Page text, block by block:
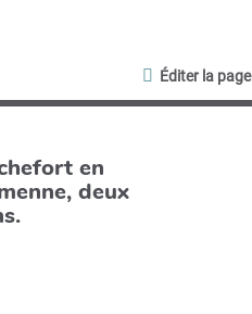
Éditer la page
en
deux